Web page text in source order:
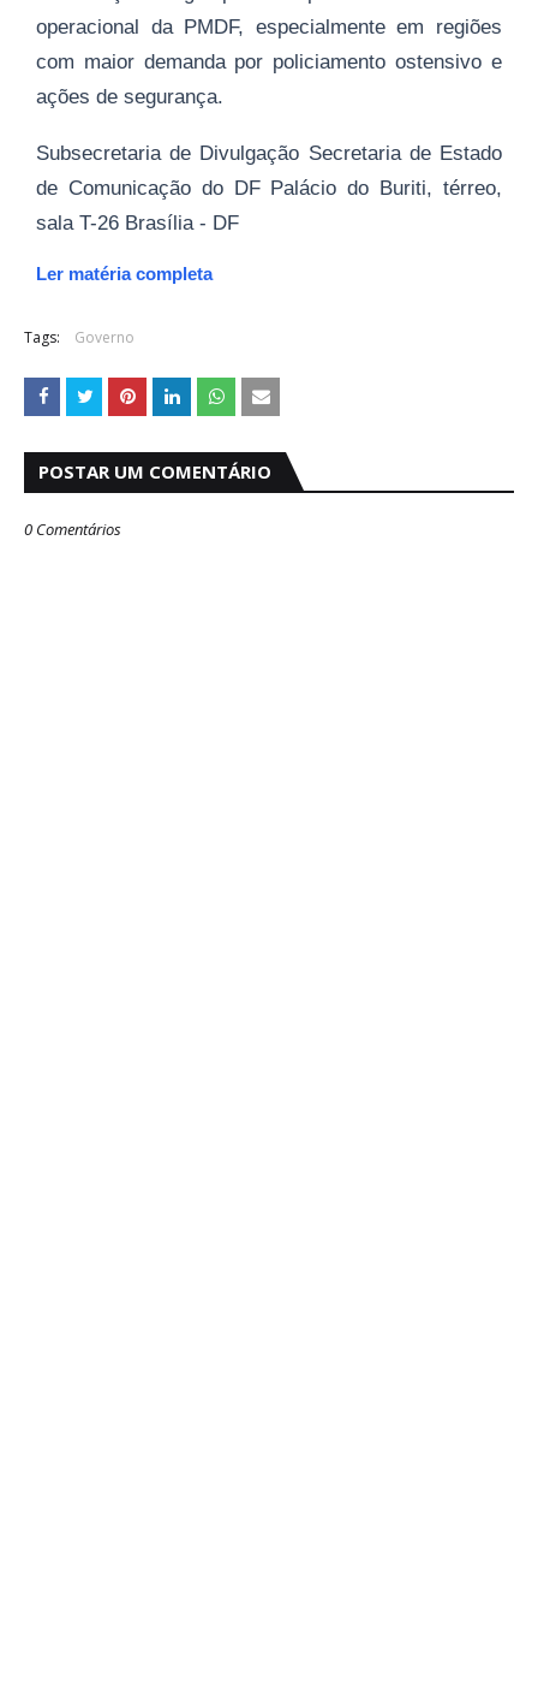
operacional da PMDF, especialmente em regiões
com maior demanda por policiamento ostensivo e
ações de segurança.
Subsecretaria de Divulgação Secretaria de Estado
de Comunicação do DF Palácio do Buriti, térreo,
sala T-26 Brasília - DF
Ler matéria completa
Tags: Governo
POSTAR UM COMENTÁRIO
0 Comentários